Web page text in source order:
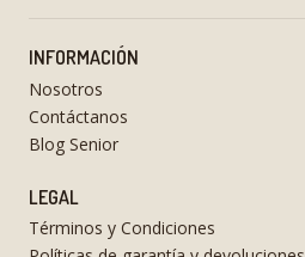
INFORMACIÓN
Nosotros
Contáctanos
Blog Senior
LEGAL
Términos y Condiciones